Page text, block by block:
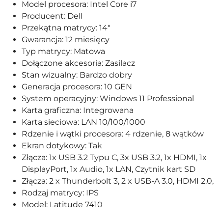
Model procesora: Intel Core i7
Producent: Dell
Przekątna matrycy: 14"
Gwarancja: 12 miesięcy
Typ matrycy: Matowa
Dołączone akcesoria: Zasilacz
Stan wizualny: Bardzo dobry
Generacja procesora: 10 GEN
System operacyjny: Windows 11 Professional
Karta graficzna: Integrowana
Karta sieciowa: LAN 10/100/1000
Rdzenie i wątki procesora: 4 rdzenie, 8 wątków
Ekran dotykowy: Tak
Złącza: 1x USB 3.2 Typu C, 3x USB 3.2, 1x HDMI, 1x
DisplayPort, 1x Audio, 1x LAN, Czytnik kart SD
Złącza: 2 x Thunderbolt 3, 2 x USB-A 3.0, HDMI 2.0,
Rodzaj matrycy: IPS
Model: Latitude 7410